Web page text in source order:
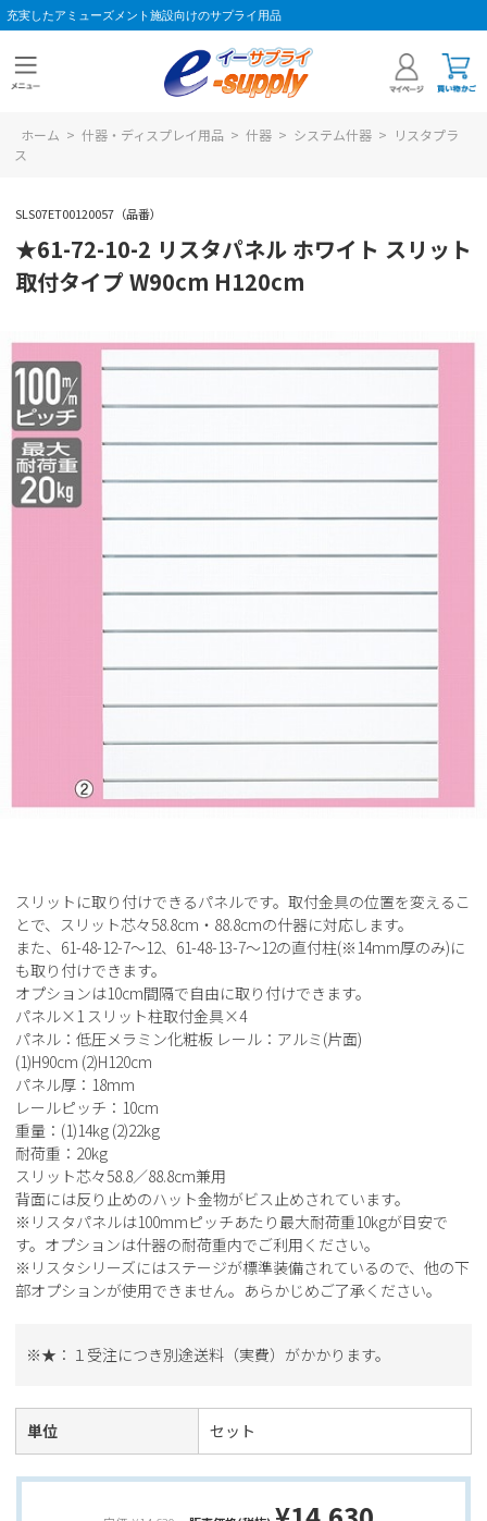
充実したアミューズメント施設向けのサプライ用品
ホーム > 什器・ディスプレイ用品 > 什器 > システム什器 > リスタプラ
ス
SLS07ET00120057（品番）
★61-72-10-2 リスタパネル ホワイト スリット
取付タイプ W90cm H120cm
スリットに取り付けできるパネルです。取付金具の位置を変えるこ
とで、スリット芯々58.8cm・88.8cmの什器に対応します。
また、61-48-12-7～12、61-48-13-7～12の直付柱(※14mm厚のみ)に
も取り付けできます。
オプションは10cm間隔で自由に取り付けできます。
パネル×1 スリット柱取付金具×4
パネル：低圧メラミン化粧板 レール：アルミ(片面)
(1)H90cm (2)H120cm
パネル厚：18mm
レールピッチ：10cm
重量：(1)14kg (2)22kg
耐荷重：20kg
スリット芯々58.8／88.8cm兼用
背面には反り止めのハット金物がビス止めされています。
※リスタパネルは100mmピッチあたり最大耐荷重10kgが目安で
す。オプションは什器の耐荷重内でご利用ください。
※リスタシリーズにはステージが標準装備されているので、他の下
部オプションが使用できません。あらかじめご了承ください。
※★：１受注につき別途送料（実費）がかかります。
単位 セット